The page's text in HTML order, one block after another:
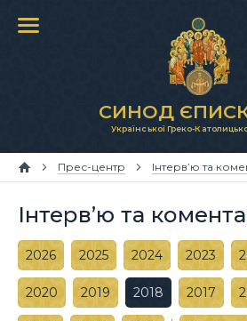
СИНОД
Української Греко-
Прес-центр Інтерв’ю та
Інтерв’ю та
2026 2025 2024 2023
2020 2019 2018 2017